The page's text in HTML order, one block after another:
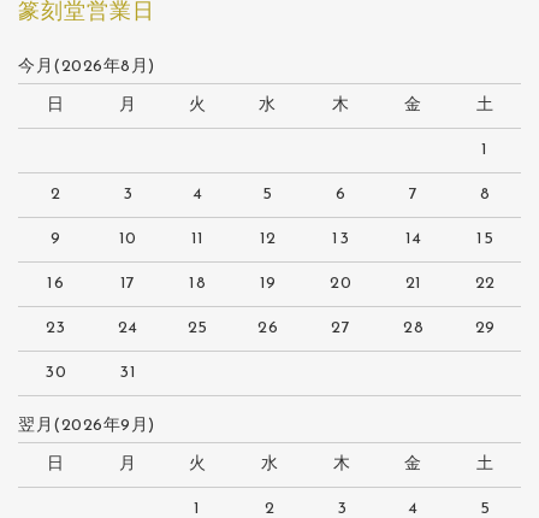
篆刻堂営業日
今月(2026年8月)
日 月 火 水 木 金 土
1
2 3 4 5 6 7 8
9 10 11 12 13 14 15
16 17 18 19 20 21 22
23 24 25 26 27 28 29
30 31
翌月(2026年9月)
日 月 火 水 木 金 土
1 2 3 4 5